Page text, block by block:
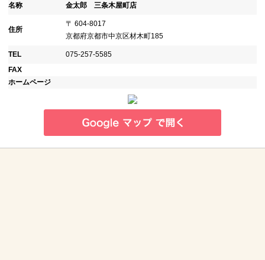
名称 金太郎 三条木屋町店
住所
〒 604-8017
京都府京都市中京区材木町185
TEL
075-257-5585
FAX
ホームページ